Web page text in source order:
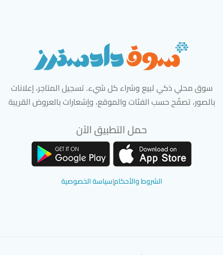
سوق محلي ذكي لبيع وشراء كل شيء. تسجيل المتاجر، إعلانات
بالصور، تصفّح حسب الفئات والموقع، وإشعارات بالعروض القريبة
حمل التطبيق الآن
الشروط والأحكام|سياسة الخصوصية